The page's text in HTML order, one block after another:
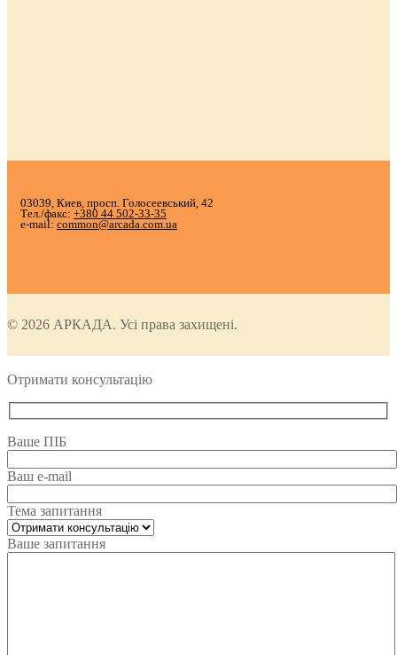
03039, Киев, просп. Голосеевський, 42
Тел./факс: +380 44 502-33-35
e-mail: common@arcada.com.ua
© 2026 АРКАДА. Усі права захищені.
Отримати консультацію
Ваше ПІБ
Ваш e-mail
Тема запитання
Ваше запитання